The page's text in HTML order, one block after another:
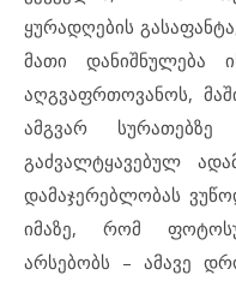
ყურადღების
მათი დანიშნულება
აღგვაფრთოვანოს,
ამგვარ
გაძვალტყავებულ
დამაჯერებლობას
იმაზე, რომ
არსებობს – ამავე